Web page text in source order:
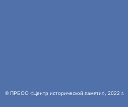
©ПРБОО «Центр исторической памяти» , 2022 г.